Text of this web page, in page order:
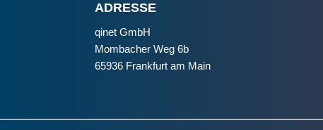
ADRESSE
qinet GmbH
Mombacher Weg 6b
65936 Frankfurt am Main